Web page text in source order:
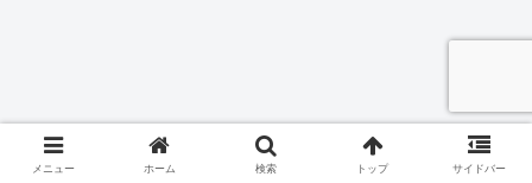
メニュー ホーム 検索 トップ サイドバー